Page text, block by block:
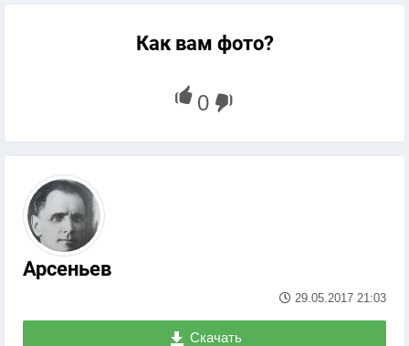
Как вам фото?
Арсеньев
29.05.2017 21:03
Скачать